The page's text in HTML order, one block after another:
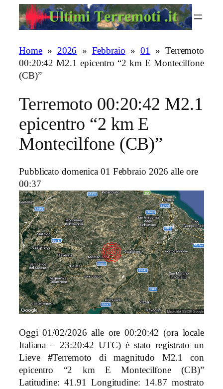
Home» 2026 » Febbraio » 01 » Terremoto
00:20:42 M2.1 epicentro “2 km E Montecilfone
(CB)”
Terremoto 00:20:42 M2.1
epicentro “2 km E
Montecilfone (CB)”
Pubblicato domenica 01 Febbraio 2026 alle ore
00:37
Oggi 01/02/2026 alle ore 00:20:42 (ora locale
Italiana – 23:20:42 UTC) è stato registrato un
Lieve #Terremoto di magnitudo M2.1 con
epicentro “2 km E Montecilfone (CB)”
Latitudine: 41.91 Longitudine: 14.87 mostrato